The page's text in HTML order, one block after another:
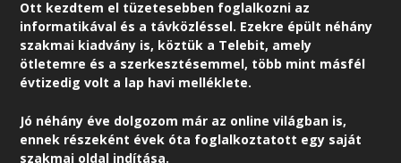
Ott kezdtem el tüzetesebben foglalkozni az
informatikával és a távközléssel. Ezekre épült néhány
szakmai kiadvány is, köztük a Telebit, amely
ötletemre és a szerkesztésemmel, több mint másfél
évtizedig volt a lap havi melléklete.
Jó néhány éve dolgozom már az online világban is,
ennek részeként évek óta foglalkoztatott egy saját
szakmai oldal indítása.